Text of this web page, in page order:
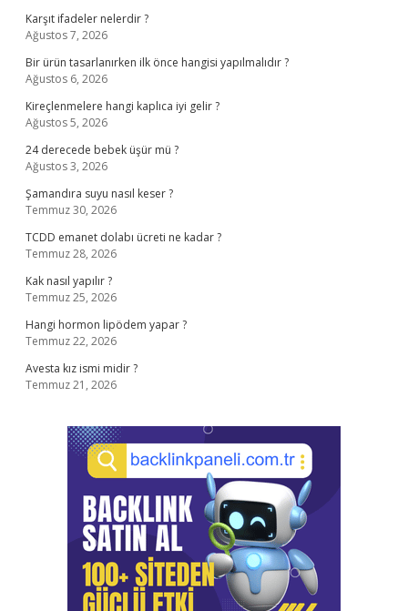
Karşıt ifadeler nelerdir ?
Ağustos 7, 2026
Bir ürün tasarlanırken ilk önce hangisi yapılmalıdır ?
Ağustos 6, 2026
Kireçlenmelere hangi kaplıca iyi gelir ?
Ağustos 5, 2026
24 derecede bebek üşür mü ?
Ağustos 3, 2026
Şamandıra suyu nasıl keser ?
Temmuz 30, 2026
TCDD emanet dolabı ücreti ne kadar ?
Temmuz 28, 2026
Kak nasıl yapılır ?
Temmuz 25, 2026
Hangi hormon lipödem yapar ?
Temmuz 22, 2026
Avesta kız ismi midir ?
Temmuz 21, 2026